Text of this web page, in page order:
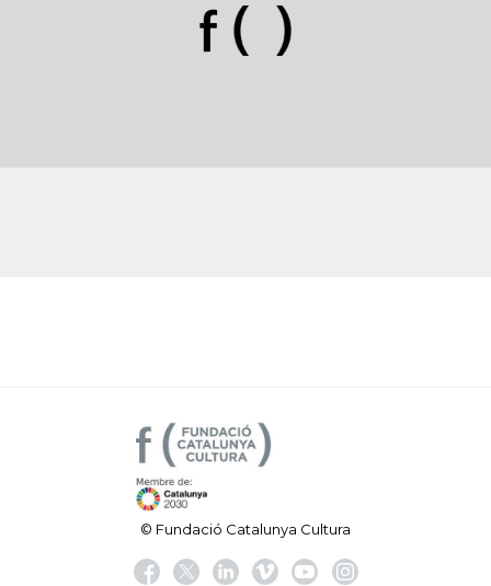
© Fundació Catalunya Cultura